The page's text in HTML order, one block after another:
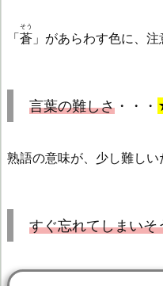
「蒼
そう
」があらわす色に、
言葉の難しさ ・・・
熟語の意味が、少し難しい
すぐ忘れてしまい